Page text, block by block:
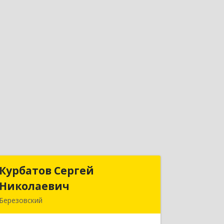
Курбатов Сергей
Николаевич
Березовский
Курбатов Сергей